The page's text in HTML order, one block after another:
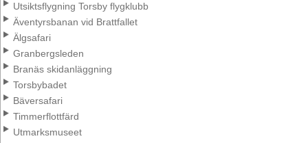
Utsiktsflygning Torsby flygklubb
Äventyrsbanan vid Brattfallet
Älgsafari
Granbergsleden
Branäs skidanläggning
Torsbybadet
Bäversafari
Timmerflottfärd
Utmarksmuseet